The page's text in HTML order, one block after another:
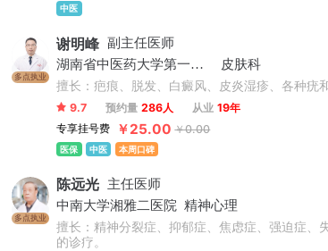
中医
多点执业
谢明峰 副主任医师
湖南省中医药大学第一附属医院
皮肤科
擅长：疤痕、脱发、白癜风、皮炎湿疹、各种疣和
9.7 预约量 286人 从业 19年
专享挂号费
￥25.00 ￥0.00
医保 中医 本周口碑
多点执业
陈远光 主任医师
中南大学湘雅二医院 精神心理
擅长：精神分裂症、抑郁症、焦虑症、强迫症、
的诊疗。